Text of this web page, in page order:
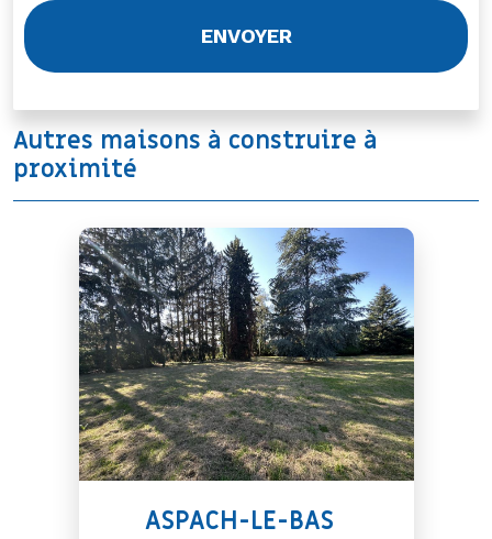
Autres maisons à construire à
proximité
ASPACH-LE-BAS